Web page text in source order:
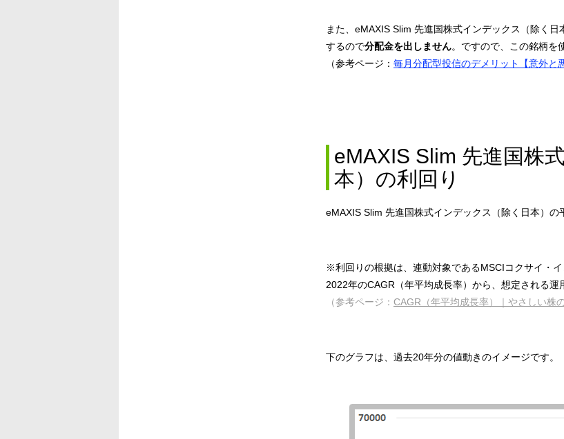
また、eMAXIS Slim 先進国株式インデックス（除く
するので分配金を出しません。ですので、この銘柄を
（参考ページ： 毎月分配型投信のデメリット【意外と
eMAXIS Slim 先進国株
本）の利回り
eMAXIS Slim 先進国株式インデックス（除く日本）の
※利回りの根拠は、連動対象であるMSCIコクサイ・
2022年のCAGR（年平均成長率）から、想定される運
（参考ページ： CAGR（年平均成長率）｜やさしい株
下のグラフは、過去20年分の値動きのイメージです。